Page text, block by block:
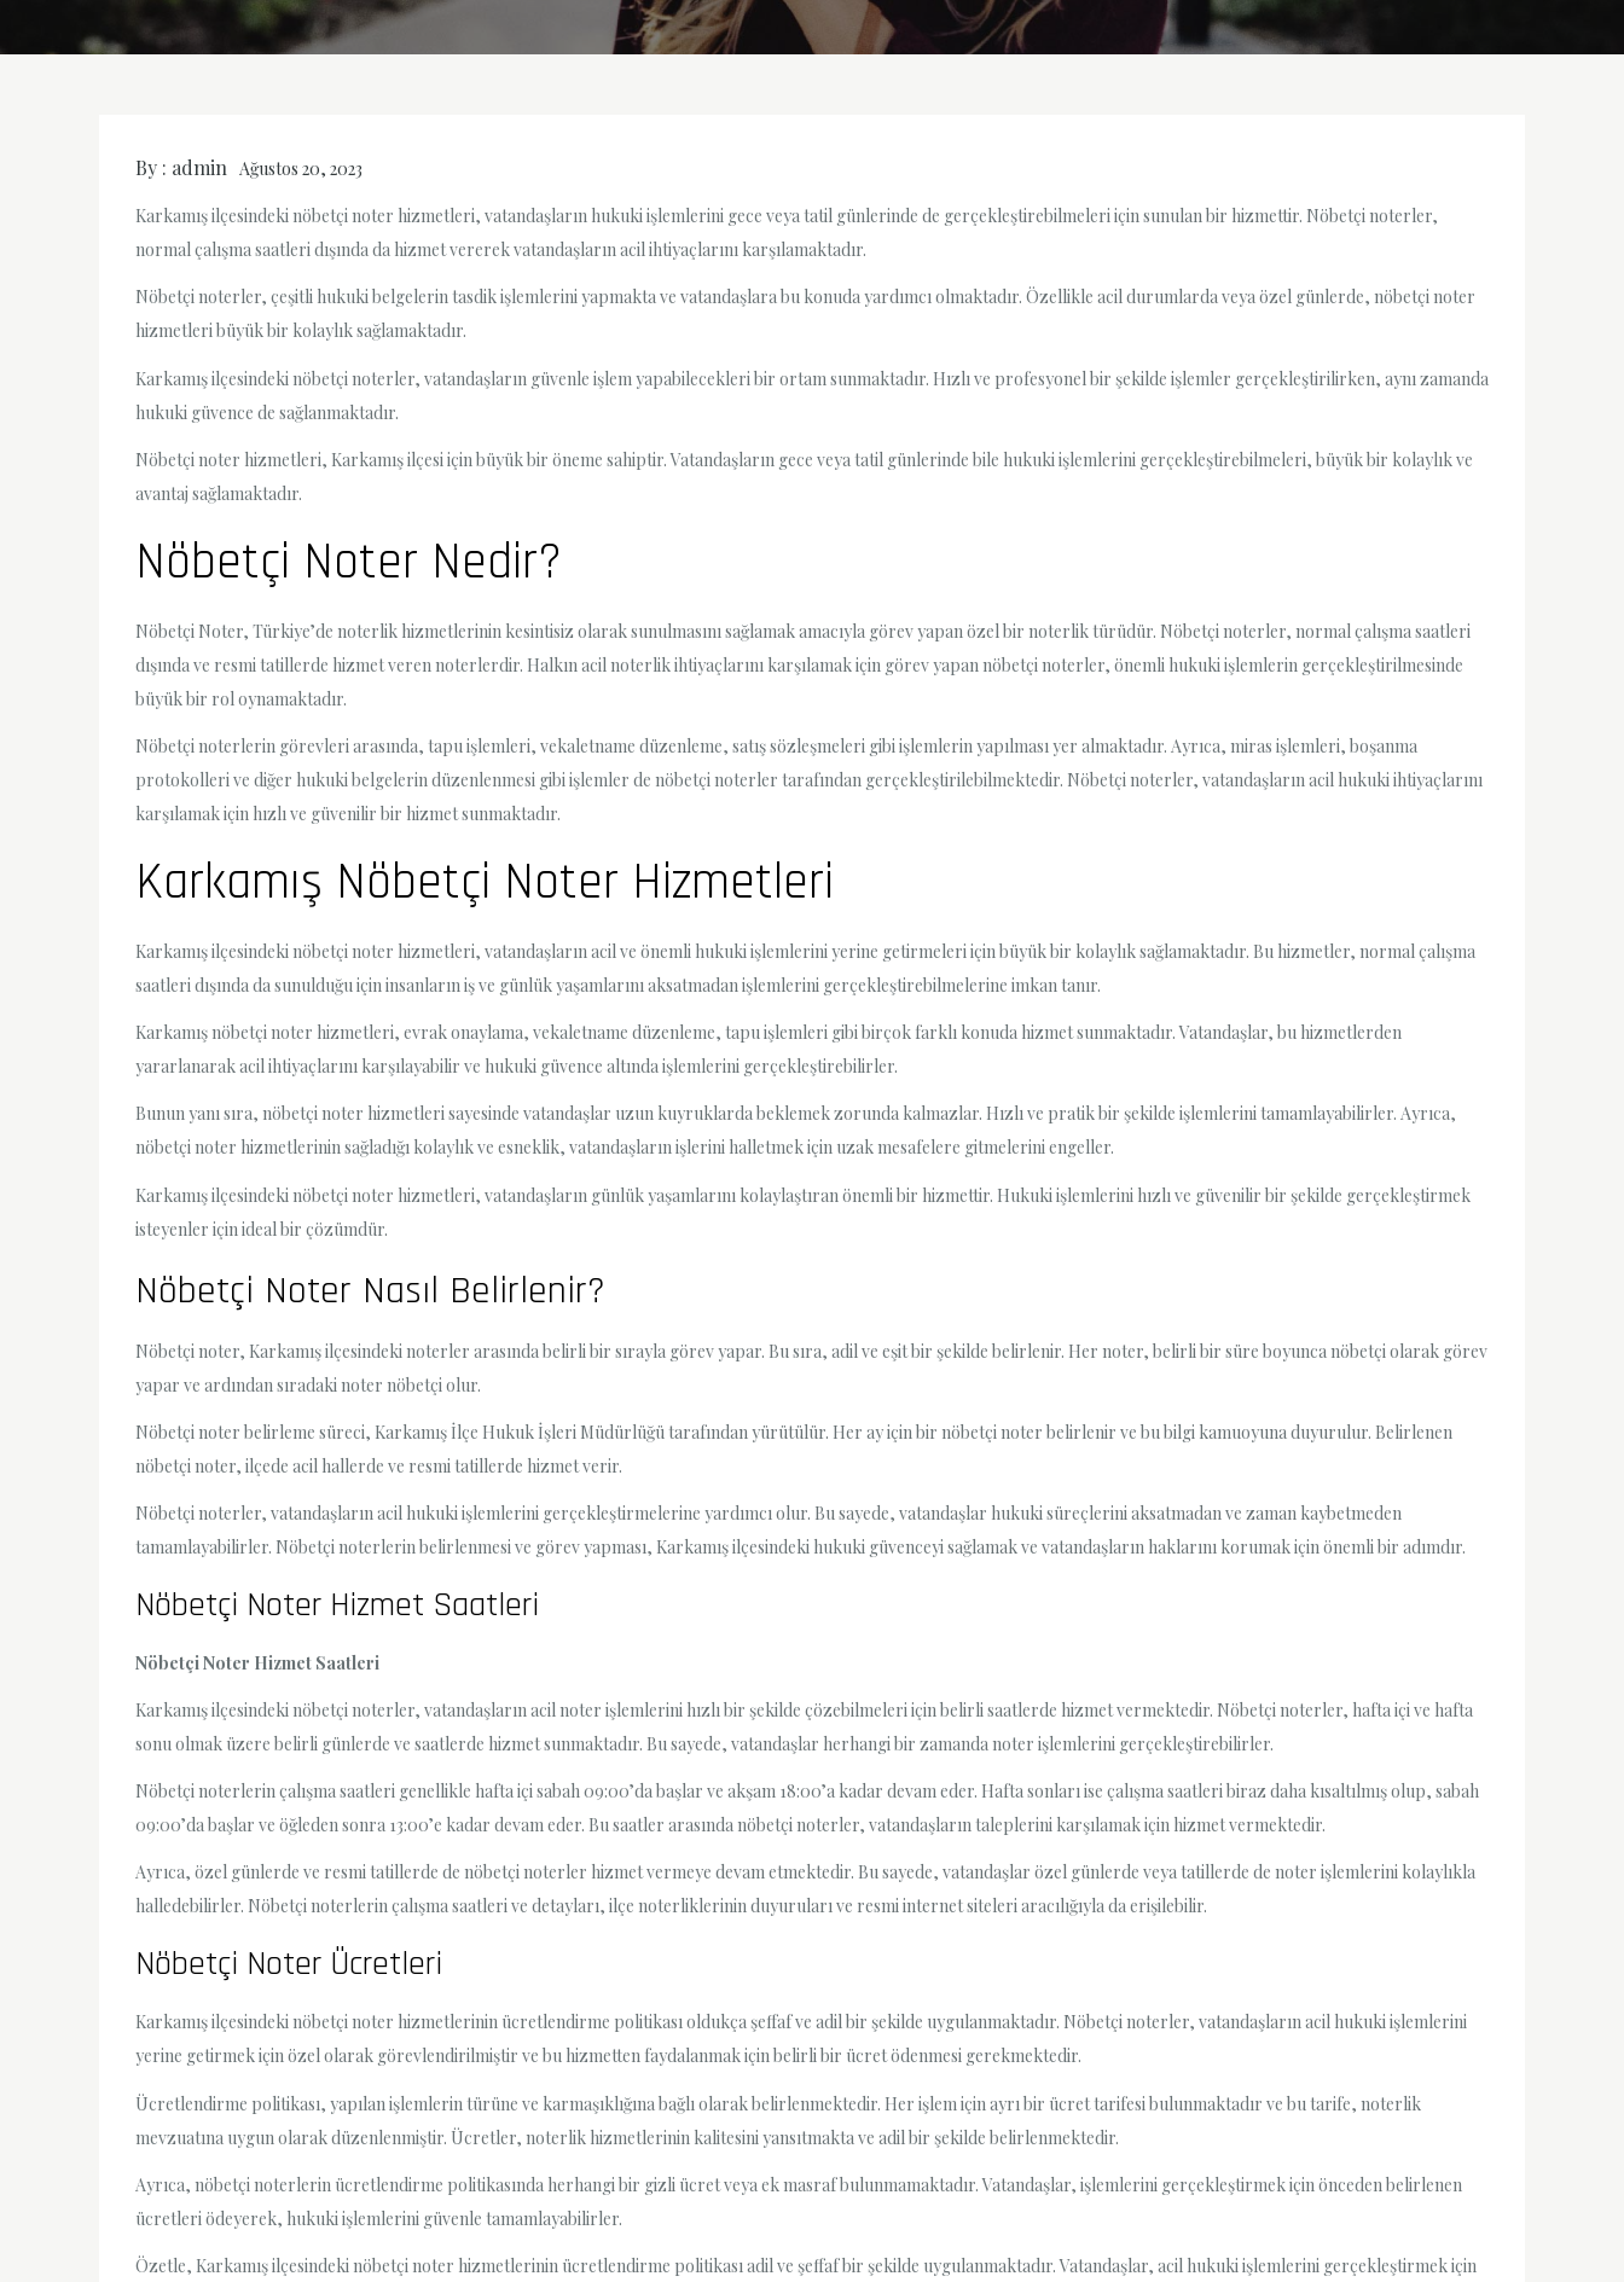
By : admin Ağustos 20, 2023
Karkamış ilçesindeki nöbetçi noter hizmetleri, vatandaşların hukuki işlemlerini gece veya tatil günlerinde de gerçekleştirebilmeleri için sunulan bir hizmettir. Nöbetçi noterler,
normal çalışma saatleri dışında da hizmet vererek vatandaşların acil ihtiyaçlarını karşılamaktadır.
Nöbetçi noterler, çeşitli hukuki belgelerin tasdik işlemlerini yapmakta ve vatandaşlara bu konuda yardımcı olmaktadır. Özellikle acil durumlarda veya özel günlerde, nöbetçi noter
hizmetleri büyük bir kolaylık sağlamaktadır.
Karkamış ilçesindeki nöbetçi noterler, vatandaşların güvenle işlem yapabilecekleri bir ortam sunmaktadır. Hızlı ve profesyonel bir şekilde işlemler gerçekleştirilirken, aynı zamanda
hukuki güvence de sağlanmaktadır.
Nöbetçi noter hizmetleri, Karkamış ilçesi için büyük bir öneme sahiptir. Vatandaşların gece veya tatil günlerinde bile hukuki işlemlerini gerçekleştirebilmeleri, büyük bir kolaylık ve
avantaj sağlamaktadır.
Nöbetçi Noter Nedir?
Nöbetçi Noter, Türkiye’de noterlik hizmetlerinin kesintisiz olarak sunulmasını sağlamak amacıyla görev yapan özel bir noterlik türüdür. Nöbetçi noterler, normal çalışma saatleri
dışında ve resmi tatillerde hizmet veren noterlerdir. Halkın acil noterlik ihtiyaçlarını karşılamak için görev yapan nöbetçi noterler, önemli hukuki işlemlerin gerçekleştirilmesinde
büyük bir rol oynamaktadır.
Nöbetçi noterlerin görevleri arasında, tapu işlemleri, vekaletname düzenleme, satış sözleşmeleri gibi işlemlerin yapılması yer almaktadır. Ayrıca, miras işlemleri, boşanma
protokolleri ve diğer hukuki belgelerin düzenlenmesi gibi işlemler de nöbetçi noterler tarafından gerçekleştirilebilmektedir. Nöbetçi noterler, vatandaşların acil hukuki ihtiyaçlarını
karşılamak için hızlı ve güvenilir bir hizmet sunmaktadır.
Karkamış Nöbetçi Noter Hizmetleri
Karkamış ilçesindeki nöbetçi noter hizmetleri, vatandaşların acil ve önemli hukuki işlemlerini yerine getirmeleri için büyük bir kolaylık sağlamaktadır. Bu hizmetler, normal çalışma
saatleri dışında da sunulduğu için insanların iş ve günlük yaşamlarını aksatmadan işlemlerini gerçekleştirebilmelerine imkan tanır.
Karkamış nöbetçi noter hizmetleri, evrak onaylama, vekaletname düzenleme, tapu işlemleri gibi birçok farklı konuda hizmet sunmaktadır. Vatandaşlar, bu hizmetlerden
yararlanarak acil ihtiyaçlarını karşılayabilir ve hukuki güvence altında işlemlerini gerçekleştirebilirler.
Bunun yanı sıra, nöbetçi noter hizmetleri sayesinde vatandaşlar uzun kuyruklarda beklemek zorunda kalmazlar. Hızlı ve pratik bir şekilde işlemlerini tamamlayabilirler. Ayrıca,
nöbetçi noter hizmetlerinin sağladığı kolaylık ve esneklik, vatandaşların işlerini halletmek için uzak mesafelere gitmelerini engeller.
Karkamış ilçesindeki nöbetçi noter hizmetleri, vatandaşların günlük yaşamlarını kolaylaştıran önemli bir hizmettir. Hukuki işlemlerini hızlı ve güvenilir bir şekilde gerçekleştirmek
isteyenler için ideal bir çözümdür.
Nöbetçi Noter Nasıl Belirlenir?
Nöbetçi noter, Karkamış ilçesindeki noterler arasında belirli bir sırayla görev yapar. Bu sıra, adil ve eşit bir şekilde belirlenir. Her noter, belirli bir süre boyunca nöbetçi olarak görev
yapar ve ardından sıradaki noter nöbetçi olur.
Nöbetçi noter belirleme süreci, Karkamış İlçe Hukuk İşleri Müdürlüğü tarafından yürütülür. Her ay için bir nöbetçi noter belirlenir ve bu bilgi kamuoyuna duyurulur. Belirlenen
nöbetçi noter, ilçede acil hallerde ve resmi tatillerde hizmet verir.
Nöbetçi noterler, vatandaşların acil hukuki işlemlerini gerçekleştirmelerine yardımcı olur. Bu sayede, vatandaşlar hukuki süreçlerini aksatmadan ve zaman kaybetmeden
tamamlayabilirler. Nöbetçi noterlerin belirlenmesi ve görev yapması, Karkamış ilçesindeki hukuki güvenceyi sağlamak ve vatandaşların haklarını korumak için önemli bir adımdır.
Nöbetçi Noter Hizmet Saatleri
Nöbetçi Noter Hizmet Saatleri
Karkamış ilçesindeki nöbetçi noterler, vatandaşların acil noter işlemlerini hızlı bir şekilde çözebilmeleri için belirli saatlerde hizmet vermektedir. Nöbetçi noterler, hafta içi ve hafta
sonu olmak üzere belirli günlerde ve saatlerde hizmet sunmaktadır. Bu sayede, vatandaşlar herhangi bir zamanda noter işlemlerini gerçekleştirebilirler.
Nöbetçi noterlerin çalışma saatleri genellikle hafta içi sabah 09:00’da başlar ve akşam 18:00’a kadar devam eder. Hafta sonları ise çalışma saatleri biraz daha kısaltılmış olup, sabah
09:00’da başlar ve öğleden sonra 13:00’e kadar devam eder. Bu saatler arasında nöbetçi noterler, vatandaşların taleplerini karşılamak için hizmet vermektedir.
Ayrıca, özel günlerde ve resmi tatillerde de nöbetçi noterler hizmet vermeye devam etmektedir. Bu sayede, vatandaşlar özel günlerde veya tatillerde de noter işlemlerini kolaylıkla
halledebilirler. Nöbetçi noterlerin çalışma saatleri ve detayları, ilçe noterliklerinin duyuruları ve resmi internet siteleri aracılığıyla da erişilebilir.
Nöbetçi Noter Ücretleri
Karkamış ilçesindeki nöbetçi noter hizmetlerinin ücretlendirme politikası oldukça şeffaf ve adil bir şekilde uygulanmaktadır. Nöbetçi noterler, vatandaşların acil hukuki işlemlerini
yerine getirmek için özel olarak görevlendirilmiştir ve bu hizmetten faydalanmak için belirli bir ücret ödenmesi gerekmektedir.
Ücretlendirme politikası, yapılan işlemlerin türüne ve karmaşıklığına bağlı olarak belirlenmektedir. Her işlem için ayrı bir ücret tarifesi bulunmaktadır ve bu tarife, noterlik
mevzuatına uygun olarak düzenlenmiştir. Ücretler, noterlik hizmetlerinin kalitesini yansıtmakta ve adil bir şekilde belirlenmektedir.
Ayrıca, nöbetçi noterlerin ücretlendirme politikasında herhangi bir gizli ücret veya ek masraf bulunmamaktadır. Vatandaşlar, işlemlerini gerçekleştirmek için önceden belirlenen
ücretleri ödeyerek, hukuki işlemlerini güvenle tamamlayabilirler.
Özetle, Karkamış ilçesindeki nöbetçi noter hizmetlerinin ücretlendirme politikası adil ve şeffaf bir şekilde uygulanmaktadır. Vatandaşlar, acil hukuki işlemlerini gerçekleştirmek için